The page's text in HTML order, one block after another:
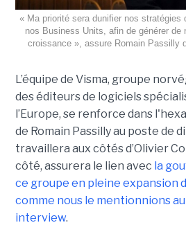
« Ma priorité sera dunifier nos
nos Business Units, afin de générer de
croissance », assure Romain Passilly
L’équipe de Visma, groupe
des éditeurs de logiciels
l’Europe, se renforce dans
de Romain Passilly au poste de
travaillera aux côtés d’Olivier
côté, assurera le lien avec la
ce groupe en pleine expansion
comme nous le mentionnions
interview.